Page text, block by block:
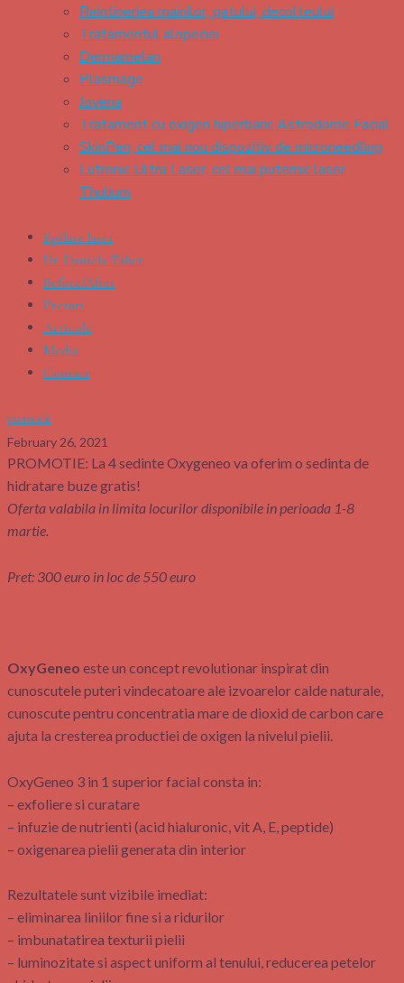
Reintineriea mainilor, gatului, decolteului
Tratamentul alopeciei
Dermamelan
Plasmage
Jovena
Tratament cu oxigen hiperbaric Astrodome Facial
SkinPen, cel mai nou dispozitiv de microneedling
Lutronic Ultra Laser, cel mai puternic laser
Thulium
Epilare laser
Dr. Daniela Taher
Before/After
Preturi
Articole
Media
Contact
promotie
February 26, 2021
PROMOTIE: La 4 sedinte Oxygeneo va oferim o sedinta de
hidratare buze gratis!
Oferta valabila in limita locurilor disponibile in perioada 1-8
martie.
Pret: 300 euro in loc de 550 euro
OxyGeneo este un concept revolutionar inspirat din
cunoscutele puteri vindecatoare ale izvoarelor calde naturale,
cunoscute pentru concentratia mare de dioxid de carbon care
ajuta la cresterea productiei de oxigen la nivelul pielii.
OxyGeneo 3 in 1 superior facial consta in:
– exfoliere si curatare
– infuzie de nutrienti (acid hialuronic, vit A, E, peptide)
– oxigenarea pielii generata din interior
Rezultatele sunt vizibile imediat:
– eliminarea liniilor fine si a ridurilor
– imbunatatirea texturii pielii
– luminozitate si aspect uniform al tenului, reducerea petelor